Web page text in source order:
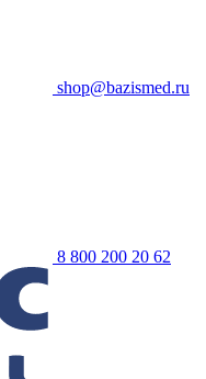
shop@bazismed.ru
8 800 200 20 62